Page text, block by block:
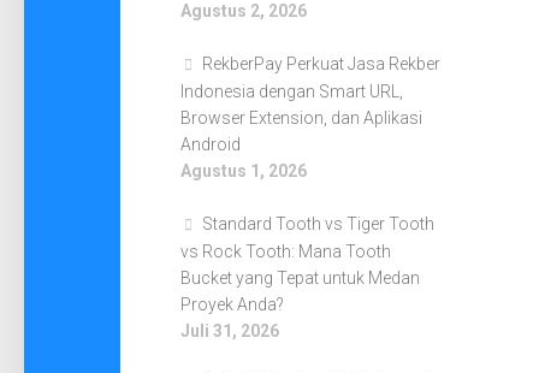
Agustus 2, 2026
RekberPay Perkuat Jasa Rekber
Indonesia dengan Smart URL,
Browser Extension, dan Aplikasi
Android
Agustus 1, 2026
Standard Tooth vs Tiger Tooth
vs Rock Tooth: Mana Tooth
Bucket yang Tepat untuk Medan
Proyek Anda?
Juli 31, 2026